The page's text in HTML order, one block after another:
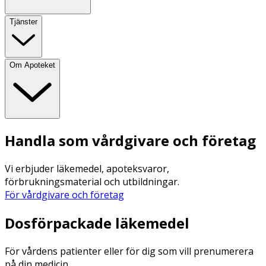
Tjänster
Om Apoteket
Handla som vårdgivare och företag
Vi erbjuder läkemedel, apoteksvaror,
förbrukningsmaterial och utbildningar.
För vårdgivare och företag
Dosförpackade läkemedel
För vårdens patienter eller för dig som vill prenumerera